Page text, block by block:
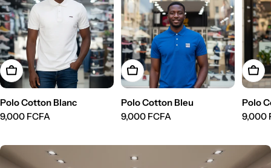
Choisissez Les Options
Polo Cotton Blanc
Prix
régulier
9,000 FCFA
Choisissez Les Options
Polo Cotton Bleu
Prix
régulier
9,000 FCFA
Polo
Prix
9,000